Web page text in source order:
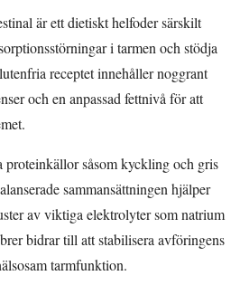
är ett dietiskt helfoder särskilt
i tarmen och stödja
receptet innehåller noggrant
och en anpassad fettnivå för att
proteinkällor såsom kyckling och gris
sammansättningen hjälper
av viktiga elektrolyter som natrium
bidrar till att stabilisera avföringens
tarmfunktion.